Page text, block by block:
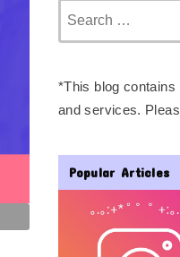
*This blog contains
and services.
Popular Articles